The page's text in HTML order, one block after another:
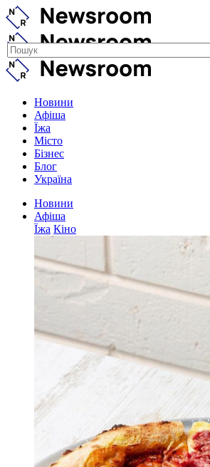
Новини
Афіша
Їжа
Місто
Бізнес
Блог
Україна
Новини
Афіша
Їжа Кіно